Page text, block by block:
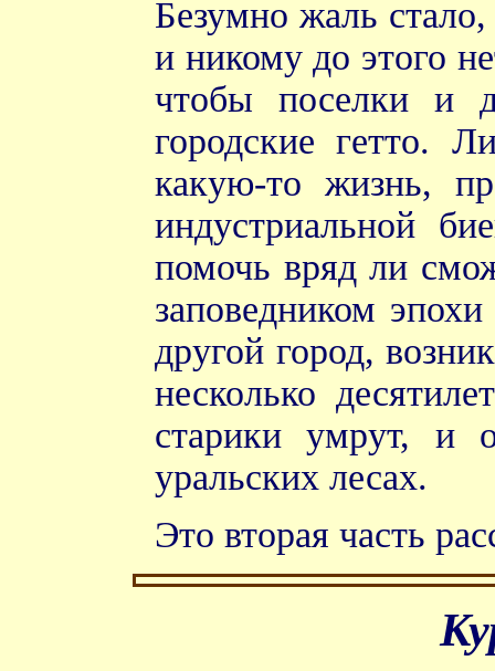
Безумно жаль стало,
и никому до этого
чтобы поселки и
городские гетто.
какую-то жизнь,
индустриальной
помочь вряд ли
заповедником
другой город,
несколько
старики умрут, и
уральских лесах.
Это вторая часть